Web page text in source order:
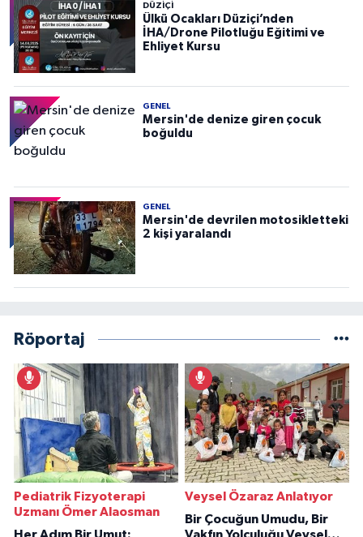
DÜZIÇI
Ülkü Ocakları Düziçi’nden
İHA/Drone Pilotluğu Eğitimi ve
Ehliyet Kursu
GENEL
Mersin'de denize giren çocuk
boğuldu
GENEL
Mersin'de devrilen motosikletteki
2 kişi yaralandı
Röportaj
Pediatrik Fizyoterapi
Uzmanı Ömer Alaosman
Veysel Özaraz Anlatıyor
Bir Çocuğun Umudu, Bir